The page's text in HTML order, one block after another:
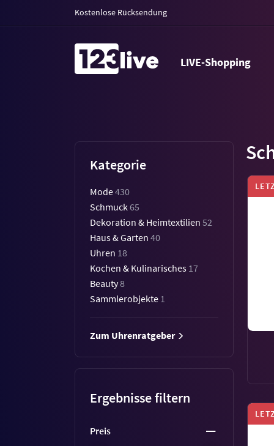
Kostenlose Rücksendung
LIVE-Shopping
Kategorie
Mode430
Schmuck65
Dekoration & Heimtextilien 52
Haus & Garten 40
Uhren 18
Kochen & Kulinarisches 17
Beauty8
Sammlerobjekte 1
Zum Uhrenratgeber
Ergebnisse filtern
Preis